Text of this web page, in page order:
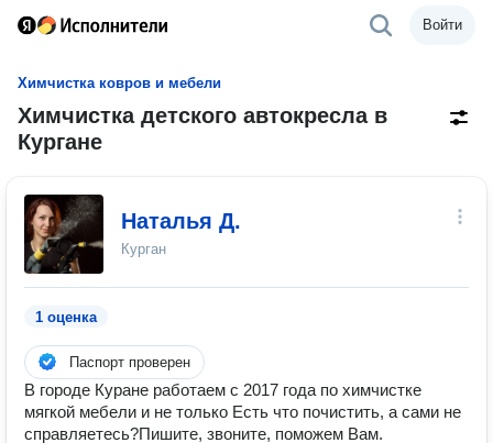
Войти
Химчистка ковров и мебели
Химчистка детского автокресла в
Кургане
Наталья Д.
Курган
1 оценка
Паспорт проверен
В городе Куране работаем с 2017 года по химчистке
мягкой мебели и не только Есть что почистить, а сами не
справляетесь?Пишите, звоните, поможем Вам.